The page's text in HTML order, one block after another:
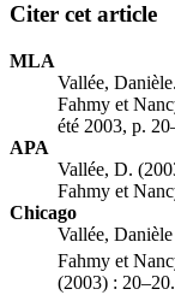
Citer cet article
MLA
Vallée,
Fahmy et
été 2003, p.
APA
Vallée, D.
Fahmy et
Chicago
Vallée,
Fahmy et
(2003) : 20–20.